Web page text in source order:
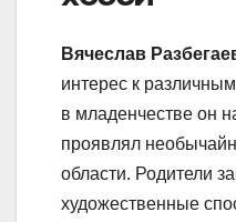
Вячеслав
интерес к
в младенчестве он
проявлял
области. Родители
художественные